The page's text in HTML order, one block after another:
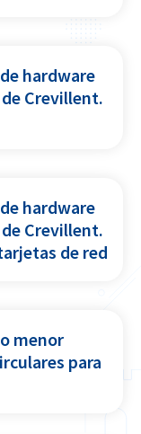
hardware
Crevillent.
hardware
Crevillent.
de red
menor
para